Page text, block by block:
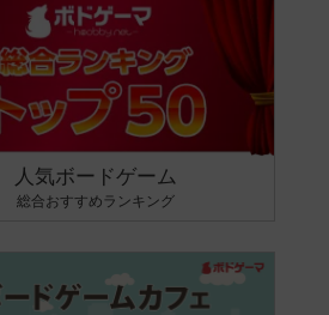
人気ボードゲーム
総合おすすめランキング